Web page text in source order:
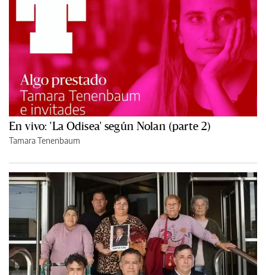
En vivo: 'La Odisea' según Nolan (parte 2)
Tamara Tenenbaum